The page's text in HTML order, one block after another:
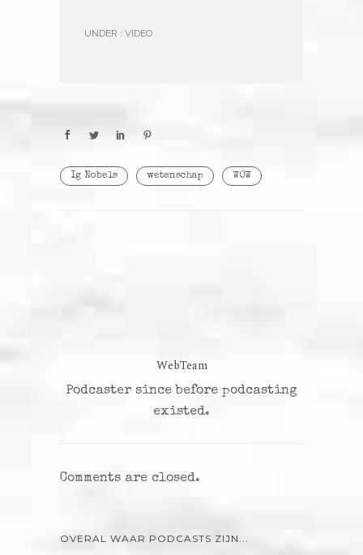
UNDER : VIDEO
Ig Nobels wetenschap WOW
WebTeam
Podcaster since before podcasting
existed.
Comments are closed.
OVERAL WAAR PODCASTS ZIJN...